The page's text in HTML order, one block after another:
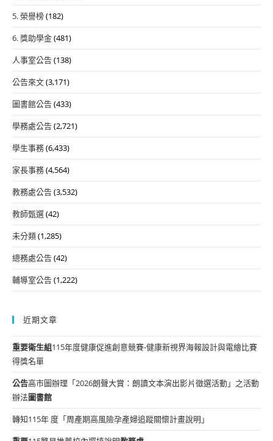
5. 榮譽榜(182)
6. 獎助學金(481)
人事室公告(138)
公告來文(3,171)
圖書館公告(433)
學務處公告(2,721)
學生事務(6,433)
家長事務(4,564)
教務處公告(3,532)
教師甄選(42)
未分類(1,285)
總務處公告(42)
輔導室公告(1,222)
近期文章
重要衛生組115年度健康促進創意競賽-健康新視界海報設計與電繪比賽
得獎名單
公告高市圖辦理「2026朗聲大賞：朗讀文本演出影片徵選活動」之活動
辦法圖書館
轉知115年 度「周產期高風險孕產婦追蹤關懷計畫說明」